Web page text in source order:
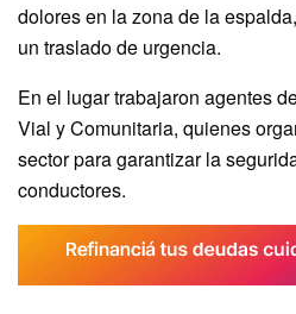
dolores en la zona de la
un traslado de urgencia.
En el lugar trabajaron agentes
Vial y Comunitaria, quienes
sector para garantizar la
conductores.